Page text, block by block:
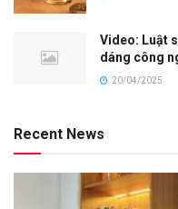
Video: Luật
dáng công
20/04/2025
Recent News